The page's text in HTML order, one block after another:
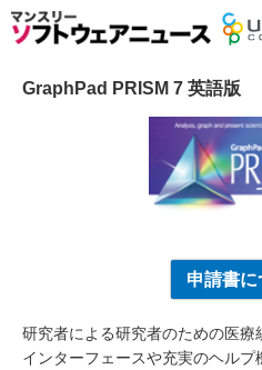
GraphPad PRISM 7 英語版
申請書に
研究者による研究者のための医
インターフェースや充実のヘル